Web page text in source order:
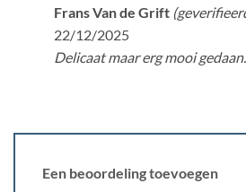
Gewaardeerd
5 uit 5
Frans Van de Grift
22/12/2025
Delicaat maar erg mooi gedaan.
Een beoordeling toevoegen